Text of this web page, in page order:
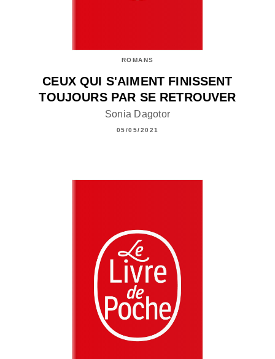
ROMANS
CEUX QUI S'AIMENT FINISSENT
TOUJOURS PAR SE RETROUVER
Sonia Dagotor
05/05/2021